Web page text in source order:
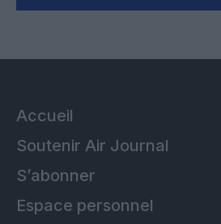
Accueil
Soutenir Air Journal
S’abonner
Espace personnel